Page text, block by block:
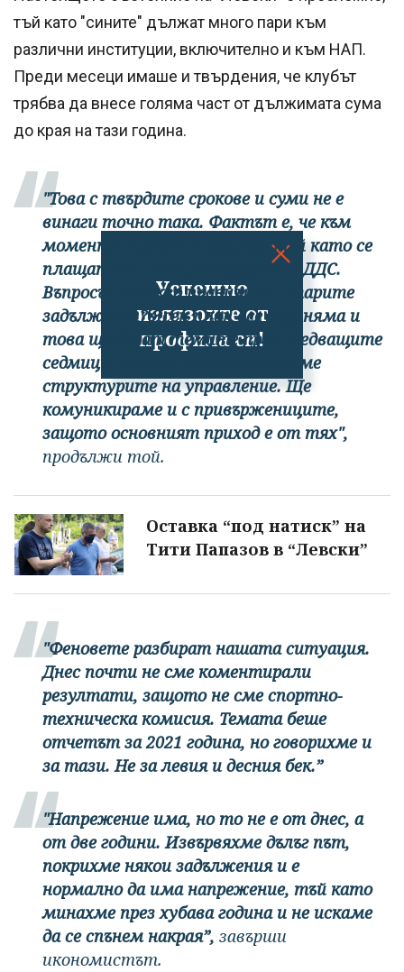
Успешно
излязохте от
профила си!
тъй като "сините" дължат много пари към
различни институции, включително и към НАП.
Преди месеци имаше и твърдения, че клубът
трябва да внесе голяма част от дължимата сума
до края на тази година.
"Това с твърдите срокове и суми не е
винаги точно така. Фактът е, че към
момента клубът е изряден, тъй като се
плащат заплати, осигуровки и ДДС.
Въпросът е какво правим със старите
задължения? Ясен план все още няма и
това ще бъдат темите през следващите
седмици, когато ще организираме
структурите на управление. Ще
комуникираме и с привържениците,
защото основният приход е от тях",
продължи той.
Оставка “под натиск” на
Тити Папазов в “Левски”
"Феновете разбират нашата ситуация.
Днес почти не сме коментирали
резултати, защото не сме спортно-
техническа комисия. Темата беше
отчетът за 2021 година, но говорихме и
за тази. Не за левия и десния бек.”
"Напрежение има, но то не е от днес, а
от две години. Извървяхме дълъг път,
покрихме някои задължения и е
нормално да има напрежение, тъй като
минахме през хубава година и не искаме
да се спънем накрая”, завърши
икономистът.